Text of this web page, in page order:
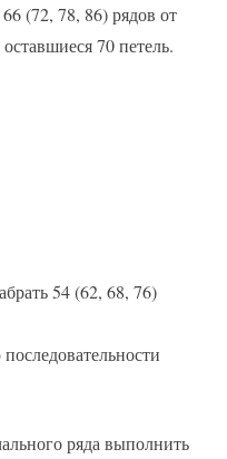
(72, 78, 86) рядов от
70 петель.
54 (62, 68, 76)
ряда выполнить